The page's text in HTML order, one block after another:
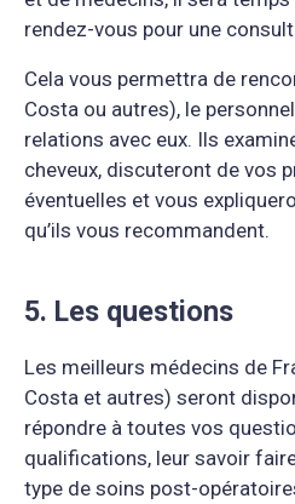
rendez-vous pour une
Cela vous permettra de
Costa ou autres), le
relations avec eux. Ils
cheveux, discuteront de vos
éventuelles et vous
qu’ils vous recommandent.
5. Les questions
Les meilleurs médecins de
Costa et autres) seront
répondre à toutes vos
qualifications, leur savoir
type de soins post-